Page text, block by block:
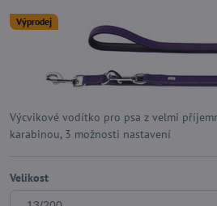
Výprodej
Výcvikové vodítko pro psa z velmi
karabinou, 3 možnosti nastavení
Velikost